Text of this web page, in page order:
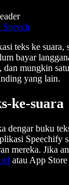
teks ke suara,
bayar
dan mungkin
yang lain.
ke-suara
dengar buku
Speechify
mereka. Jika
atau App Store